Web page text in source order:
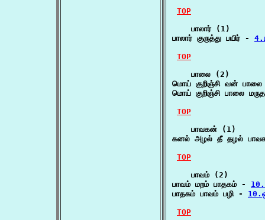
TOP
    பாலார் (1)
பாலார் குருத்து பயிர் -
TOP
    பாலை (2)
மொய் குறிஞ்சி வன்
மொய் குறிஞ்சி பாலை
TOP
    பாவகன் (1)
கனல் அழல் தீ தழல்
TOP
    பாவம் (2)
பாவம் மறம் பாதகம் -
பாதகம் பாவம் பழி -
TOP